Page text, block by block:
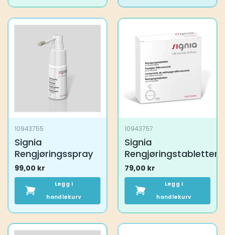
10943755
Signia
Rengjøringsspray
99,00 kr
Legg i
handlekurv
10943757
Signia
Rengjøringstabletter
79,00 kr
Legg i
handlekurv